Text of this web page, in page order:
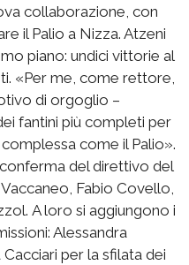
collaborazione, con
il Palio a Nizza. Atzeni
piano: undici vittorie al
«Per me, come rettore,
di orgoglio –
fantini più completi per
come il Palio».
del direttivo del
Fabio Covello,
A loro si aggiungono i
Alessandra
per la sfilata dei